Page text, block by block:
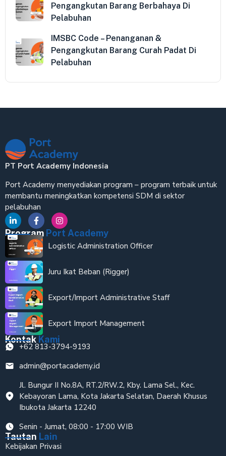
Pengangkutan Barang Berbahaya Di
Pelabuhan
IMSBC Code – Penanganan &
Pengangkutan Barang Curah Padat Di
Pelabuhan
PT Port Academy Indonesia
Port Academy menyediakan program – program terbaik untuk
membantu meningkatkan kompetensi SDM di sektor
pelabuhan
Program Port Academy
Logistic Administration Officer
Juru Ikat Beban (Rigger)
Export/Import Administrative Staff
Export Import Management
Kontak Kami
+62 813-3794-9193
admin@portacademy.id
Jl. Bungur II No.8A, RT.2/RW.2, Kby. Lama Sel., Kec.
Kebayoran Lama, Kota Jakarta Selatan, Daerah Khusus
Ibukota Jakarta 12240
Senin - Jumat, 08:00 - 17:00 WIB
Tautan Lain
Kebijakan Privasi